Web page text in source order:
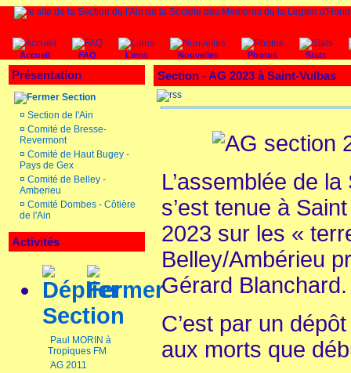
Accueil FAQ Liens Nouvelles Photos Stats
Présentation
Section
¤ Section de l'Ain
¤ Comité de Bresse-
Revermont
¤ Comité de Haut Bugey -
Pays de Gex
¤ Comité de Belley -
Amberieu
¤ Comité Dombes - Côtière
de l'Ain
Activités
Section
Paul MORIN à
Tropiques FM
AG 2011
Section - AG 2023 à Saint-Vulbas
L’assemblée de
s’est tenue à
2023 sur les «
Belley/Ambérieu
Gérard Blanchard.
C’est par un
aux morts que